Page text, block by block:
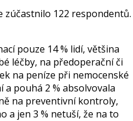
zúčastnilo 122 respondentů.
pouze 14 % lidí, většina
léčby, na předoperační či
na peníze při nemocenské
a pouhá 2 % absolvovala
na preventivní kontroly,
a jen 3 % netuší, že na to